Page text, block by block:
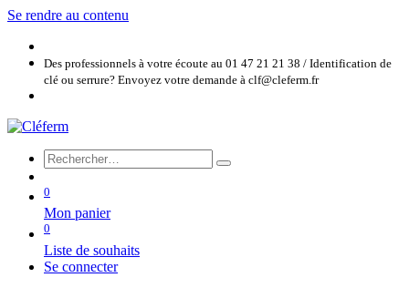
Se rendre au contenu
Des professionnels à votre écoute au 01 47 21 21 38 / Identification de
clé ou serrure? Envoyez votre demande à clf@cleferm.fr
0
Mon panier
0
Liste de souhaits
Se connecter